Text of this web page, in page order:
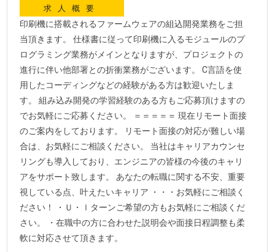
求人概要
印刷機に搭載されるファームウェアの組込開発業務をご担
当頂きます。 仕様書に従って印刷機に入るモジュールのプ
ログラミング業務がメインとなりますが、プロジェクトの
進行に伴い他部署との折衝業務がございます。 C言語を使
用したコーディングなどの経験がある方は歓迎いたしま
す。 組み込み開発の学習経験のある方もご応募頂けますの
でお気軽にご応募ください。 ＝＝＝＝＝ 現在リモート面接
のご案内をしております。 リモート面接の対応が難しい場
合は、お気軽にご相談ください。 当社はキャリアカウンセ
リングも導入しており、エンジニアの皆様の今後のキャリ
アをサポート致します。 あなたの転職に関する不安、重要
視している点、叶えたいキャリア ・・・お気軽にご相談く
ださい！ ・Ｕ・ｌターンご希望の方もお気軽にご相談くだ
さい。 ・在職中の方に合わせた説明会や面接日程調整も柔
軟に対応させて頂きます。